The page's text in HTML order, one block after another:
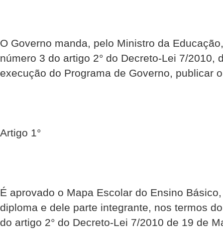
O Governo manda, pelo Ministro da
número 3 do artigo 2° do Decreto-Lei 7/2010,
execução do Programa de Governo, publicar
Artigo 1°
É aprovado o Mapa Escolar do Ensino
diploma e dele parte integrante, nos termos
do artigo 2° do Decreto-Lei 7/2010 de 19 de